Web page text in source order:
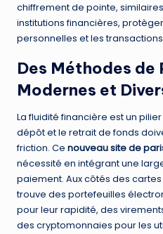
chiffrement de pointe,
institutions financières,
personnelles et les
Des Méthodes de
Modernes et
La fluidité financière est un
dépôt et le retrait de fonds
friction. Ce nouveau site de
nécessité en intégrant une
paiement. Aux côtés des
trouve des portefeuilles
pour leur rapidité, des
des cryptomonnaies pour les